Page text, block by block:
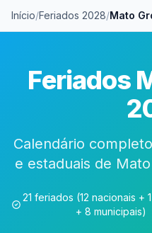
Início/Feriados 2028/Mato
Feriados
Calendário
e estaduais de
21 feriados (12 nacionais +
+ 8 municipais)